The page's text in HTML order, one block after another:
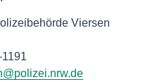
Viersen